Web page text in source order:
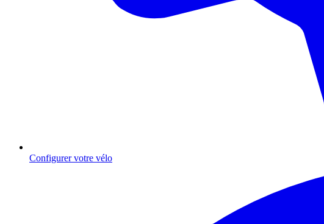
Configurer votre vélo